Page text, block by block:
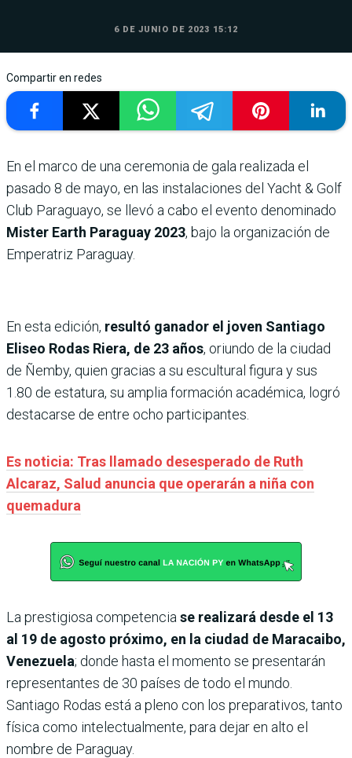
6 DE JUNIO DE 2023 15:12
Compartir en redes
En el marco de una ceremonia de gala realizada el
pasado 8 de mayo, en las instalaciones del Yacht & Golf
Club Paraguayo, se llevó a cabo el evento denominado
Mister Earth Paraguay 2023, bajo la organización de
Emperatriz Paraguay.
En esta edición, resultó ganador el joven Santiago
Eliseo Rodas Riera, de 23 años, oriundo de la ciudad
de Ñemby, quien gracias a su escultural figura y sus
1.80 de estatura, su amplia formación académica, logró
destacarse de entre ocho participantes.
Es noticia: Tras llamado desesperado de Ruth
Alcaraz, Salud anuncia que operarán a niña con
quemadura
La prestigiosa competencia se realizará desde el 13
al 19 de agosto próximo, en la ciudad de Maracaibo,
Venezuela; donde hasta el momento se presentarán
representantes de 30 países de todo el mundo.
Santiago Rodas está a pleno con los preparativos, tanto
física como intelectualmente, para dejar en alto el
nombre de Paraguay.